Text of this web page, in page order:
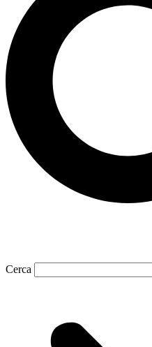
Cerca